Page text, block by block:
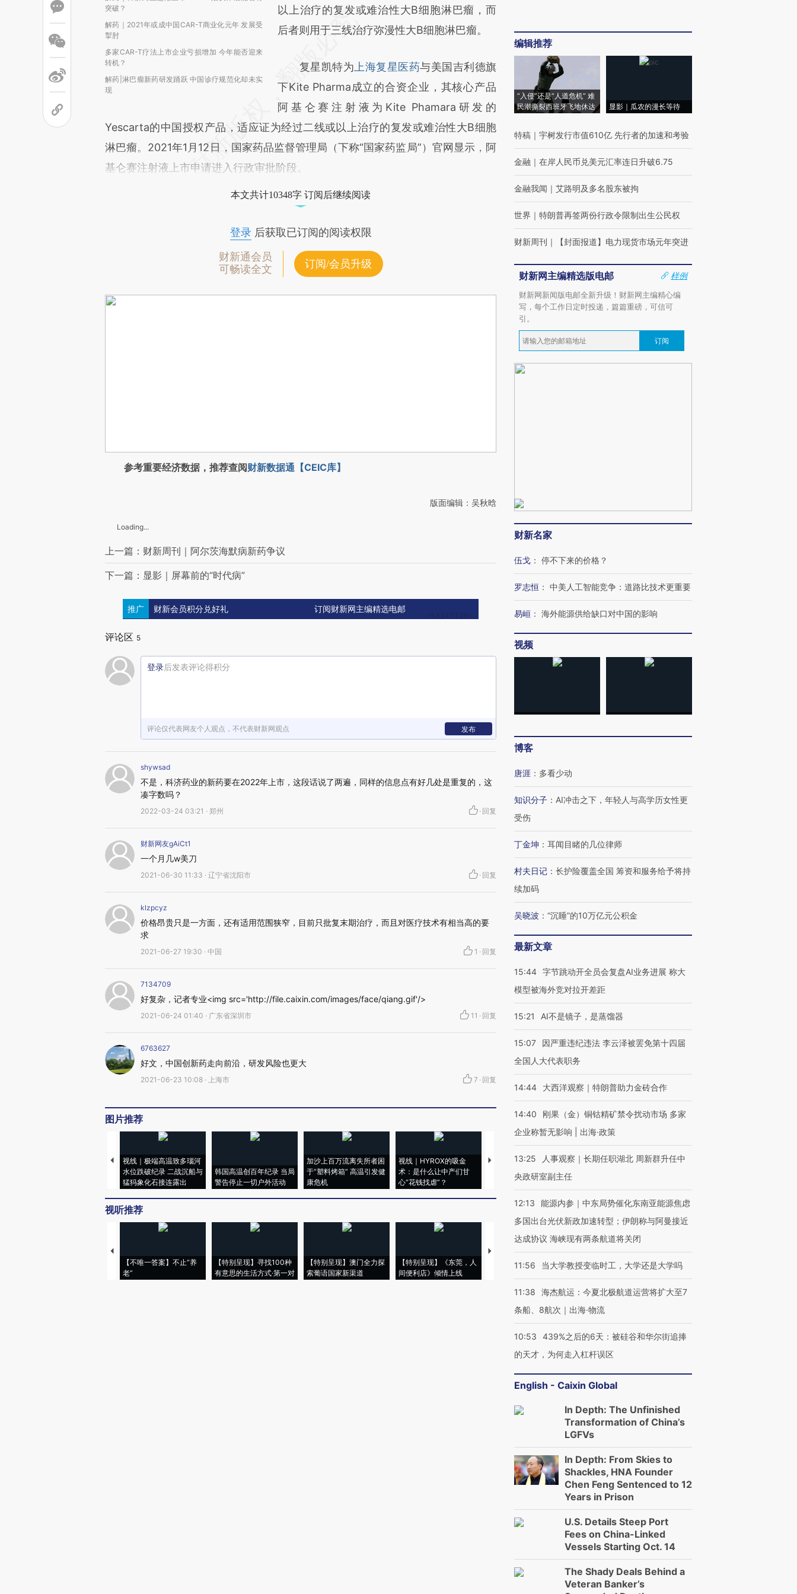
突破？
解药｜2021年或成中国CAR-T商业化元年 发展受
掣肘
多家CAR-T疗法上市企业亏损增加 今年能否迎来
转机？
解药|淋巴瘤新药研发踊跃 中国诊疗规范化却未实
现
以上治疗的复发或难治性大B细胞淋巴瘤，而
后者则用于三线治疗弥漫性大B细胞淋巴瘤。
复星凯特为 上海复星医药与美国吉利德旗
下Kite Pharma成立的合资企业，其核心产品
阿基仑赛注射液为Kite Phamara研发的
Yescarta的中国授权产品，适应证为经过二线或以上治疗的复发或难治性大B细胞
淋巴瘤。2021年1月12日，国家药品监督管理局（下称“国家药监局”）官网显示，阿
基仑赛注射液上市申请进入行政审批阶段。
本文共计10348字 订阅后继续阅读
登录后获取已订阅的阅读权限
财新通会员
可畅读全文
订阅/会员升级
参考重要经济数据，推荐查阅财新数据通【CEIC库】
版面编辑：吴秋晗
Loading...
上一篇：财新周刊｜阿尔茨海默病新药争议
下一篇：显影｜屏幕前的“时代病”
推广 财新会员积分兑好礼 订阅财新网主编精选电邮
评论区 5
登录后发表评论得积分
评论仅代表网友个人观点，不代表财新网观点 发布
shywsad
不是，科济药业的新药要在2022年上市，这段话说了两遍，同样的信息点有好几处是重复的，这
凑字数吗？
2022-03-24 03:21 · 郑州 · 回复
财新网友gAiCt1
一个月几w美刀
2021-06-30 11:33 · 辽宁省沈阳市 · 回复
klzpcyz
价格昂贵只是一方面，还有适用范围狭窄，目前只批复末期治疗，而且对医疗技术有相当高的要
求
2021-06-27 19:30 · 中国 1 · 回复
7134709
好复杂，记者专业<img src='http://file.caixin.com/images/face/qiang.gif'/>
2021-06-24 01:40 · 广东省深圳市 11 · 回复
6763627
好文，中国创新药走向前沿，研发风险也更大
2021-06-23 10:08 · 上海市 7 · 回复
图片推荐
视线｜极端高温致多瑙河
水位跌破纪录 二战沉船与
猛犸象化石接连露出
韩国高温创百年纪录 当局
警告停止一切户外活动
加沙上百万流离失所者困
于“塑料烤箱” 高温引发健
康危机
视线｜HYROX的吸金
术：是什么让中产们甘
心“花钱找虐”？
马航飞行员跨国走私7万
粒摇头丸 尿检体内含3种
视线｜被称为“蟑螂”的印
视线｜“入侵”还是“人道危
视听推荐
【不唯一答案】不止“养
老”
【特别呈现】寻找100种
有意思的生活方式·第一对
【特别呈现】澳门全力探
索葡语国家新渠道
【特别呈现】《东莞，人
间便利店》倾情上线
【推广】走进第四届链博
会，让数智科技“链”接产
【特别呈现】寻找100种
【商旅对话】华住集团
CFO：不靠规模取胜，华
编辑推荐
“入侵”还是“人道危机” 难
民潮撕裂西班牙飞地休达
显影｜瓜农的漫长等待
特稿 ｜ 宇树发行市值610亿 先行者的加速和考验
金融 ｜ 在岸人民币兑美元汇率连日升破6.75
金融我闻 ｜ 艾路明及多名股东被拘
世界 ｜ 特朗普再签两份行政令限制出生公民权
财新周刊 ｜ 【封面报道】电力现货市场元年突进
财新网主编精选版电邮
样例
财新网新闻版电邮全新升级！财新网主编精心编
写，每个工作日定时投递，篇篇重磅，可信可
引。
订阅
财新名家
伍戈 ： 停不下来的价格？
罗志恒 ： 中美人工智能竞争：道路比技术更重要
易峘 ： 海外能源供给缺口对中国的影响
视频
博客
唐涯 ： 多看少动
知识分子 ： AI冲击之下，年轻人与高学历女性更
受伤
丁金坤 ： 耳闻目睹的几位律师
村夫日记 ： 长护险覆盖全国 筹资和服务给予将持
续加码
吴晓波 ： “沉睡”的10万亿元公积金
最新文章
15:44 字节跳动开全员会复盘AI业务进展 称大
模型被海外竞对拉开差距
15:21 AI不是镜子，是蒸馏器
15:07
因严重违纪违法 李云泽被罢免第十四届
全国人大代表职务
14:44 大西洋观察｜特朗普助力金砖合作
14:40
刚果（金）铜钴精矿禁令扰动市场 多家
企业称暂无影响 | 出海·政策
13:25
人事观察｜长期任职湖北 周新群升任中
央政研室副主任
12:13
能源内参｜中东局势催化东南亚能源焦虑
多国出台光伏新政加速转型；伊朗称与阿曼接近
达成协议 海峡现有两条航道将关闭
11:56 当大学教授变临时工，大学还是大学吗
11:38
海杰航运：今夏北极航道运营将扩大至7
条船、8航次｜出海·物流
10:53
439%之后的6天：被硅谷和华尔街追捧
的天才，为何走入杠杆误区
English - Caixin Global
In Depth: The Unfinished
Transformation of China’s
LGFVs
In Depth: From Skies to
Shackles, HNA Founder
Chen Feng Sentenced to 12
Years in Prison
U.S. Details Steep Port
Fees on China-Linked
Vessels Starting Oct. 14
The Shady Deals Behind a
Veteran Banker’s